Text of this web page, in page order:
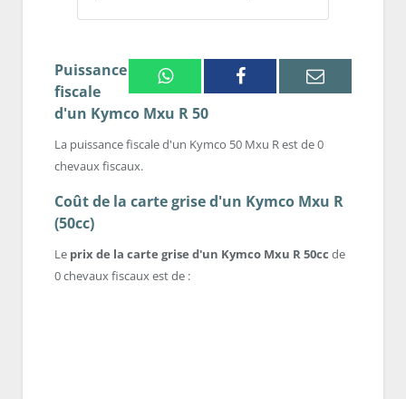
WhatsappFacebook Email
Puissance
fiscale
d'un Kymco Mxu R 50
La puissance fiscale d'un Kymco 50 Mxu R est de 0
chevaux fiscaux.
Coût de la carte grise d'un Kymco Mxu R
(50cc)
Le prix de la carte grise d'un Kymco Mxu R 50cc de
0 chevaux fiscaux est de :